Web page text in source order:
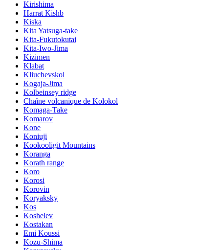
Kirishima
Harrat Kishb
Kiska
Kita Yatsuga-take
Kita-Fukutokutai
Kita-Iwo-Jima
Kizimen
Klabat
Kliuchevskoi
Kogaja-Jima
Kolbeinsey ridge
Chaîne volcanique de Kolokol
Komaga-Take
Komarov
Kone
Koniuji
Kookooligit Mountains
Koranga
Korath range
Koro
Korosi
Korovin
Koryaksky
Kos
Koshelev
Kostakan
Emi Koussi
Kozu-Shima